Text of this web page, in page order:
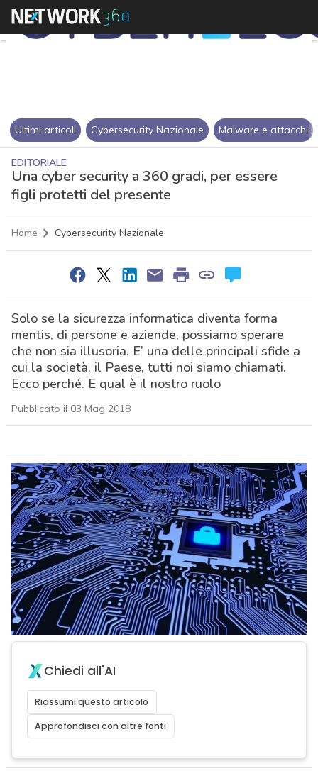
Ultimi articoli Cybersecurity Nazionale Malware e attacchi
EDITORIALE
Una cyber security a 360 gradi, per essere
figli protetti del presente
Home Cybersecurity Nazionale
Solo se la sicurezza informatica diventa forma
mentis, di persone e aziende, possiamo sperare
che non sia illusoria. E’ una delle principali sfide a
cui la società, il Paese, tutti noi siamo chiamati.
Ecco perché. E qual è il nostro ruolo
Pubblicato il 03 Mag 2018
Chiedi all'AI
Riassumi questo articolo
Approfondisci con altre fonti